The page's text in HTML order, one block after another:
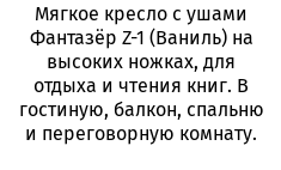
Мягкое кресло с ушами
Фантазёр Z-1 (Ваниль) на
высоких ножках, для
отдыха и чтения книг. В
гостиную, балкон, спальню
и переговорную комнату.